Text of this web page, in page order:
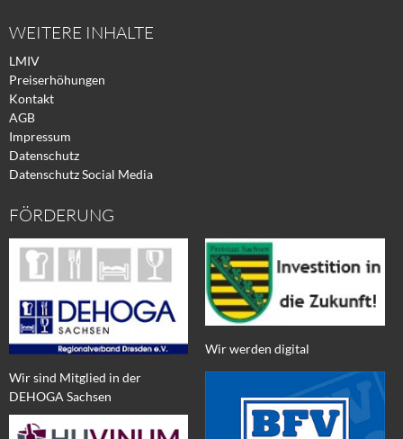
WEITERE INHALTE
LMIV
Preiserhöhungen
Kontakt
AGB
Impressum
Datenschutz
Datenschutz Social Media
FÖRDERUNG
Wir sind Mitglied in der
DEHOGA Sachsen
Wir werden digital